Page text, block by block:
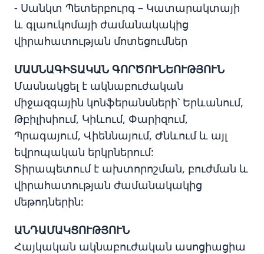
- Սանկտ Պետերբուրգ – Կատարակտայի
և գլաուկոմայի ժամանակակից
վիրահատության մոտեցումներ
ՄԱՍՆԱԳԻՏԱԿԱՆ ԳՈՐԾՈՒՆԵՈՒԹՅՈՒՆ
Մասնակցել է ակնաբուժական
միջազգային կոնֆերանսների՝ Երևանում,
Թբիլիսիում, Կիևում, Փարիզում,
Պրագայում, Վիեննայում, Ժնևում և այլ
եվրոպական երկրներում:
Տիրապետում է ախտորոշման, բուժման և
վիրահատության ժամանակակից
մեթոդներին:
ԱՆԴԱՄԱԿՑՈՒԹՅՈՒՆ
Հայկական ակնաբուժական ասոցիացիա